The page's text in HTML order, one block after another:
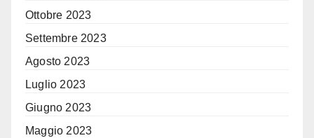
Ottobre 2023
Settembre 2023
Agosto 2023
Luglio 2023
Giugno 2023
Maggio 2023